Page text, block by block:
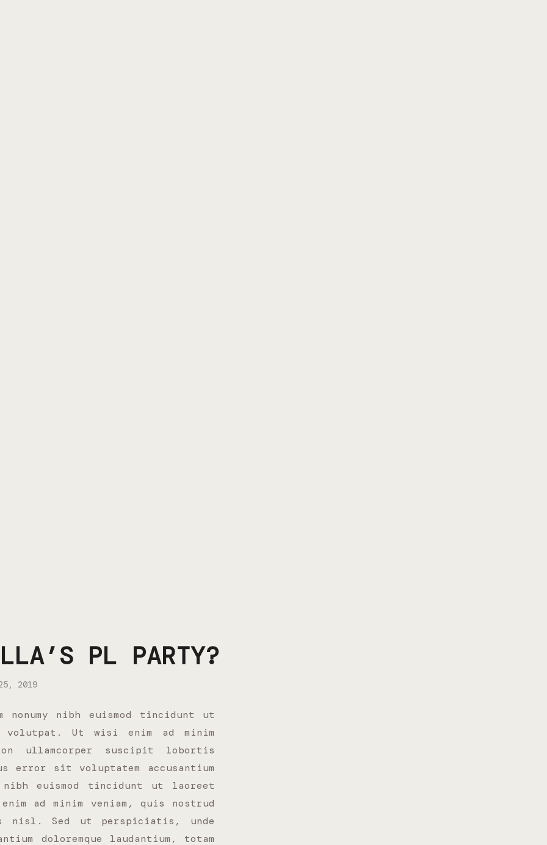
PL PARTY?
2019
nibh euismod tincidunt ut
volutpat. Ut wisi enim ad minim
ullamcorper suscipit lobortis
sit voluptatem accusantium
nibh euismod tincidunt ut laoreet
ad minim veniam, quis nostrud
nisl. Sed ut perspiciatis, unde
doloremque laudantium, totam